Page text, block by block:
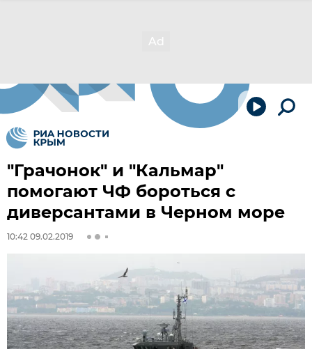
"Грачонок" и "Кальмар"
помогают ЧФ бороться с
диверсантами в Черном море
10:42 09.02.2019